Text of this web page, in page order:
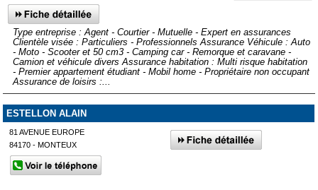
Type entreprise : Agent - Courtier - Mutuelle - Expert en assurances
Clientèle visée : Particuliers - Professionnels Assurance Véhicule : Auto
- Moto - Scooter et 50 cm3 - Camping car - Remorque et caravane -
Camion et véhicule divers Assurance habitation : Multi risque habitation
- Premier appartement étudiant - Mobil home - Propriétaire non occupant
Assurance de loisirs :...
ESTELLON ALAIN
81 AVENUE EUROPE
84170 - MONTEUX